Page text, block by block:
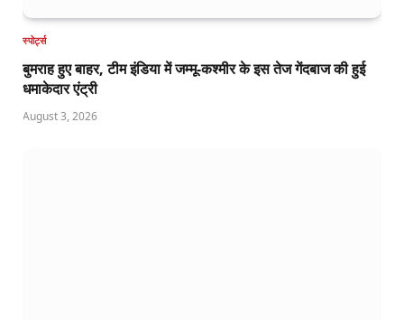
स्पोर्ट्स
बुमराह हुए बाहर, टीम इंडिया में जम्मू-कश्मीर के इस तेज गेंदबाज की हुई
धमाकेदार एंट्री
August 3, 2026